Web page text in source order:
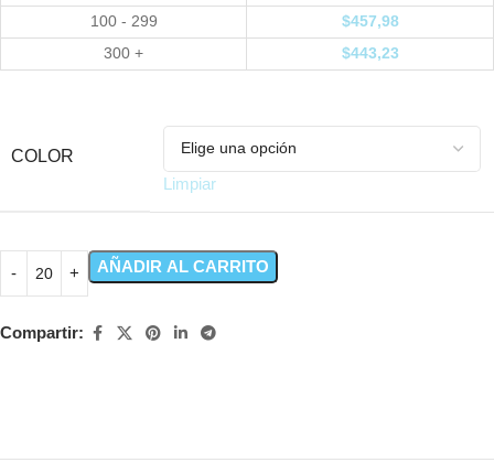
100 - 299
$457,98
300 +
$443,23
COLOR
Limpiar
AÑADIR AL CARRITO
Compartir: